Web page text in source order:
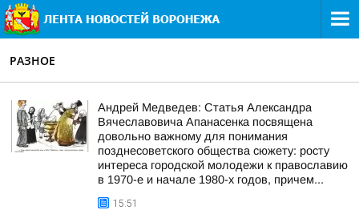
РАЗНОЕ
Андрей Медведев: Статья Александра
Вячеславовича Апанасенка посвящена
довольно важному для понимания
позднесоветского общества сюжету: росту
интереса городской молодежи к православию
в 1970-е и начале 1980-х годов, причем...
15:51